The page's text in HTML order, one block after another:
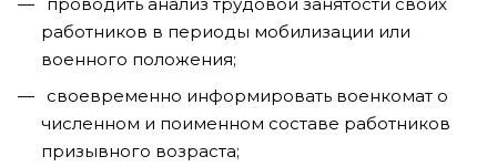
работников в периоды мобилизации или
военного положения;
своевременно информировать военкомат о
численном и поименном составе работников
призывного возраста;